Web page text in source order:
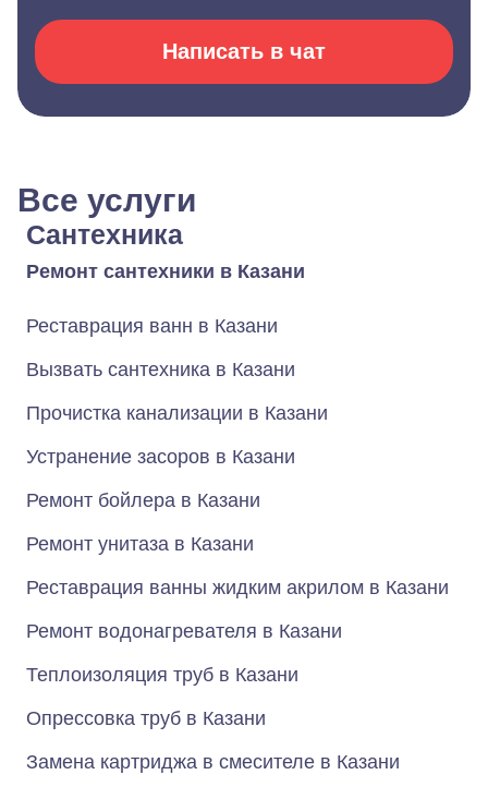
Написать в чат
Все услуги
Сантехника
Ремонт сантехники в Казани
Реставрация ванн в Казани
Вызвать сантехника в Казани
Прочистка канализации в Казани
Устранение засоров в Казани
Ремонт бойлера в Казани
Ремонт унитаза в Казани
Реставрация ванны жидким акрилом в Казани
Ремонт водонагревателя в Казани
Теплоизоляция труб в Казани
Опрессовка труб в Казани
Замена картриджа в смесителе в Казани